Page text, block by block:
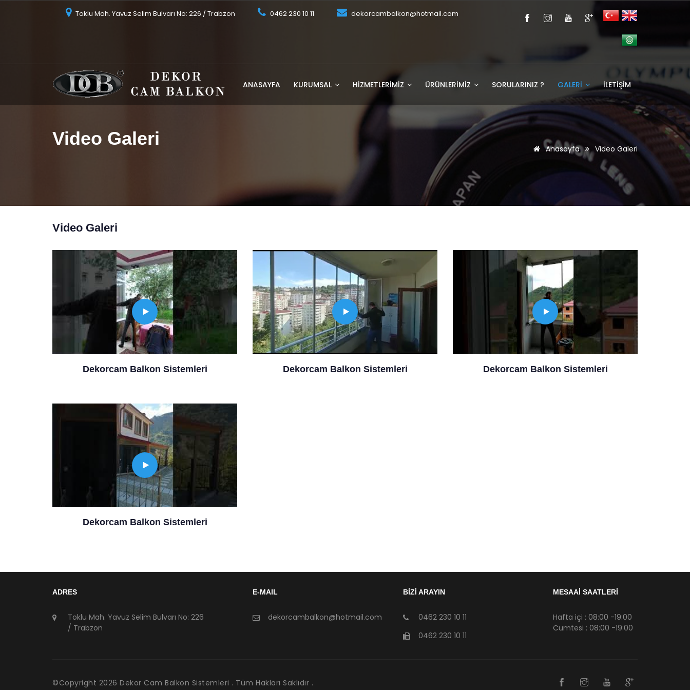
Toklu Mah. Yavuz Selim Bulvarı No: 226 / Trabzon 0462 230 10 11 dekorcambalkon@hotmail.com
ANASAYFA KURUMSAL HIZMETLERIMIZ ÜRÜNLERİMİZ SORULARINIZ ? GALERİ İLETİŞİM
Video Galeri Anasayfa Video Galeri
Video Galeri
Dekorcam Balkon Sistemleri Dekorcam Balkon Sistemleri Dekorcam Balkon Sistemleri
Dekorcam Balkon Sistemleri
ADRES
Toklu Mah. Yavuz Selim Bulvarı No: 226
/ Trabzon
E-MAIL
dekorcambalkon@hotmail.com
BİZİ ARAYIN
0462 230 10 11
0462 230 10 11
MESAAİ SAATLERİ
Hafta içi : 08:00 -19:00
Cumtesi : 08:00 -19:00
©Copyright 2026 Dekor Cam Balkon Sistemleri . Tüm Hakları Saklıdır .